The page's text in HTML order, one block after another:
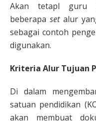
Akan tetapI guru
beberapa set alur
sebagai contoh
digunakan.
Kriteria Alur Tujuan
Di dalam
satuan pendidikan
akan membuat